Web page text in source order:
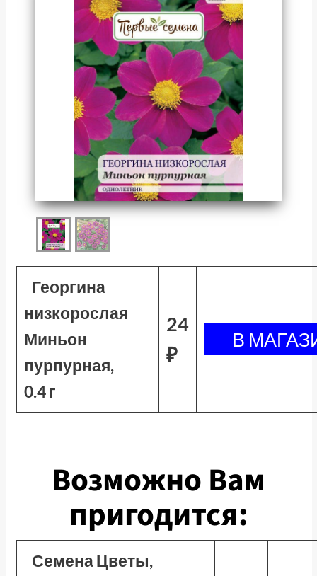
Георгина
низкорослая
Миньон
пурпурная,
0.4 г
24
₽
Возможно Вам
пригодится:
Семена Цветы,